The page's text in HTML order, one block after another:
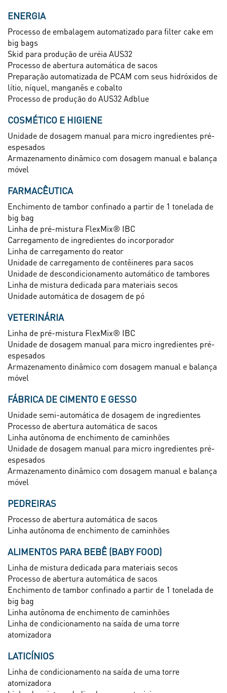
ENERGIA
Processo de embalagem automatizado para filter cake em
big bags
Skid para produção de uréia AUS32
Processo de abertura automática de sacos
Preparação automatizada de PCAM com seus hidróxidos de
lítio, níquel, manganês e cobalto
Processo de produção do AUS32 Adblue
COSMÉTICO E HIGIENE
Unidade de dosagem manual para micro ingredientes pré-
espesados
Armazenamento dinâmico com dosagem manual e balança
móvel
FARMACÊUTICA
Enchimento de tambor confinado a partir de 1 tonelada de
big bag
Linha de pré-mistura FlexMix® IBC
Carregamento de ingredientes do incorporador
Linha de carregamento do reator
Unidade de carregamento de contêineres para sacos
Unidade de descondicionamento automático de tambores
Linha de mistura dedicada para materiais secos
Unidade automática de dosagem de pó
VETERINÁRIA
Linha de pré-mistura FlexMix® IBC
Unidade de dosagem manual para micro ingredientes pré-
espesados
Armazenamento dinâmico com dosagem manual e balança
móvel
FÁBRICA DE CIMENTO E GESSO
Unidade semi-automática de dosagem de ingredientes
Processo de abertura automática de sacos
Linha autônoma de enchimento de caminhões
Unidade de dosagem manual para micro ingredientes pré-
espesados
Armazenamento dinâmico com dosagem manual e balança
móvel
PEDREIRAS
Processo de abertura automática de sacos
Linha autônoma de enchimento de caminhões
ALIMENTOS PARA BEBÊ (BABY FOOD)
Linha de mistura dedicada para materiais secos
Processo de abertura automática de sacos
Enchimento de tambor confinado a partir de 1 tonelada de
big bag
Linha autônoma de enchimento de caminhões
Linha de condicionamento na saída de uma torre
atomizadora
LATICÍNIOS
Linha de condicionamento na saída de uma torre
atomizadora